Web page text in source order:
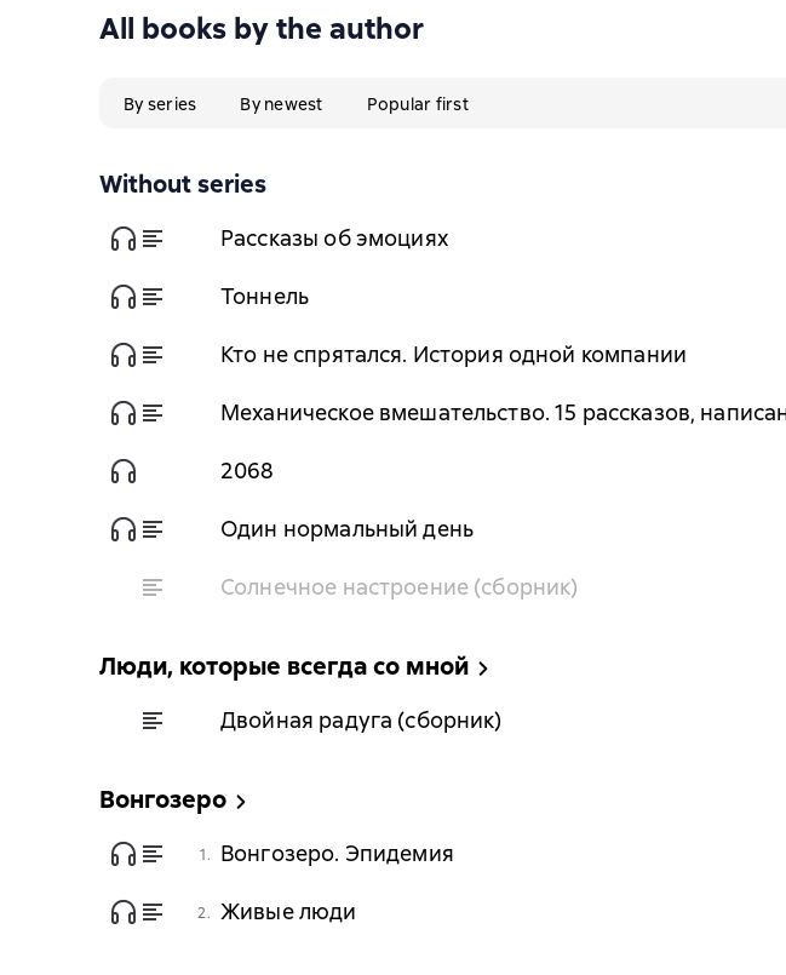
All books by the author
By series By newest Popular first
Without series
Рассказы об эмоциях
Тоннель
Кто не спрятался. История одной компании
Механическое вмешательство. 15 рассказов,
2068
Один нормальный день
Солнечное настроение (сборник)
Люди, которые всегда со мной
Двойная радуга (сборник)
Вонгозеро
1. Вонгозеро. Эпидемия
2. Живые люди